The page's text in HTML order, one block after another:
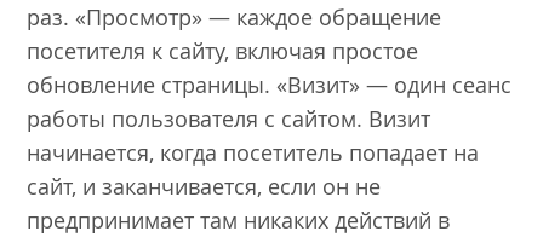
раз. «Просмотр» — каждое обращение
посетителя к сайту, включая простое
обновление страницы. «Визит» — один сеанс
работы пользователя с сайтом. Визит
начинается, когда посетитель попадает на
сайт, и заканчивается, если он не
предпринимает там никаких действий в